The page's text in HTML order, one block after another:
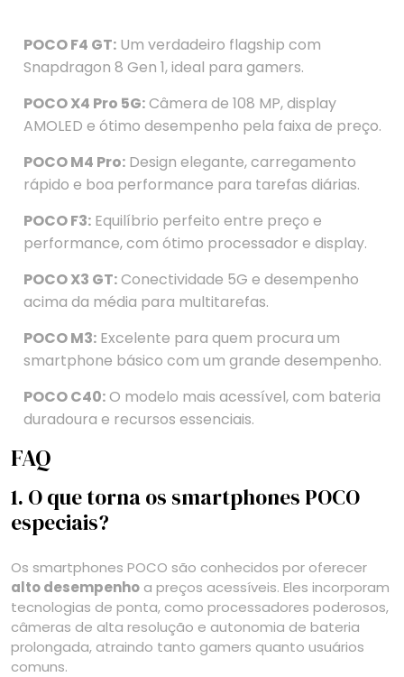
POCO F4 GT: Um verdadeiro flagship com
Snapdragon 8 Gen 1, ideal para gamers.
POCO X4 Pro 5G:Câmera de 108 MP, display
AMOLED e ótimo desempenho pela faixa de preço.
POCO M4 Pro: Design elegante, carregamento
rápido e boa performance para tarefas diárias.
POCO F3: Equilíbrio perfeito entre preço e
performance, com ótimo processador e display.
POCO X3 GT:Conectividade 5G e desempenho
acima da média para multitarefas.
POCO M3: Excelente para quem procura um
smartphone básico com um grande desempenho.
POCO C40:O modelo mais acessível, com bateria
duradoura e recursos essenciais.
FAQ
1. O que torna os smartphones POCO
especiais?
Os smartphones POCO são conhecidos por oferecer
alto desempenho a preços acessíveis. Eles incorporam
tecnologias de ponta, como processadores poderosos,
câmeras de alta resolução e autonomia de bateria
prolongada, atraindo tanto gamers quanto usuários
comuns.